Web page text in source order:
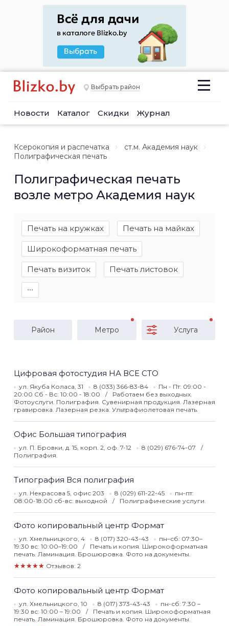
Выбрать район
Новости Каталог Скидки Журнал
Ксерокопия и распечатка
ст.м. Академия наук
Полиграфическая печать
Полиграфическая печать
возле метро Академия наук
Печать на кружках Печать на майках
Широкоформатная печать
Печать визиток Печать листовок
∙∙∙
Район Метро Услуга
Цифровая фотостудия НА ВСЕ СТО
ул. Якуба Коласа, 31 8 (033) 366-83-84
Пн - Пт: 09:00 -
20:00 Сб - Вс: 10:00 - 18:00
Работаем без выходных.
Фотоуслуги. Полиграфия. Сувенирная продукция. Лазерная
гравировка. Лазерная резка. Ультрафиолетовая печать.
Офис Большая типография
ул. П. Бровки, д. 15, корп. 2, оф. 7-12
8 (029) 676-74-07
Полиграфия.
Типография Вся полиграфия
ул. Некрасова 5, офис 203 8 (029) 611-22-45
пн-пт:
08:00-18:00 сб-вс: выходной
Полиграфические услуги.
Фото копировальный центр Формат
ул. Хмельницкого, 4 8 (017) 320-43-43
пн–сб: 07:30–
19:30 вс: 10:00–19:00
Печать и копия. Широкоформатная
печать. Ламинация. Брошюровка. Фото на документы.
★★★★★ Отзывов: 2
Фото копировальный центр Формат
ул. Хмельницкого, 10 8 (017) 373-43-43
пн-сб: 7:30 –
19:30 вс: 10:00 – 19:00
Печать и копия. Широкоформатная
печать. Ламинация. Брошюровка. Фото на документы.